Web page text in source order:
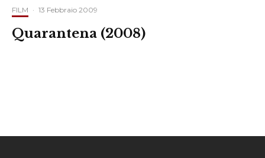
FILM · 13 Febbraio 2009
Quarantena (2008)